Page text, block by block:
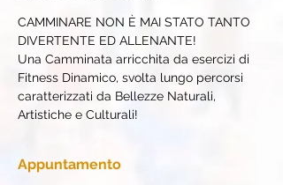
CAMMINARE NON È MAI STATO TANTO
DIVERTENTE ED ALLENANTE!
Una Camminata arricchita da esercizi di
Fitness Dinamico, svolta lungo percorsi
caratterizzati da Bellezze Naturali,
Artistiche e Culturali!
Appuntamento